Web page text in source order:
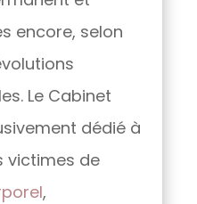
encore, selon
Le Cabinet
dédié à
victimes de
,